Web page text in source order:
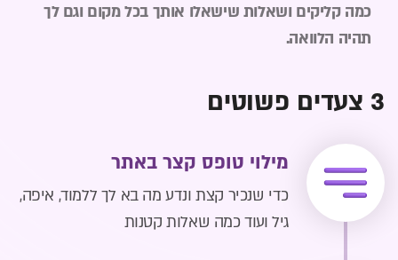
כמה קליקים ושאלות שישאלו אותך בכל מקום וגם לך
תהיה הלוואה.
3 צעדים פשוטים
מילוי טופס קצר באתר
כדי שנכיר קצת ונדע מה בא לך ללמוד, איפה,
גיל ועוד כמה שאלות קטנות